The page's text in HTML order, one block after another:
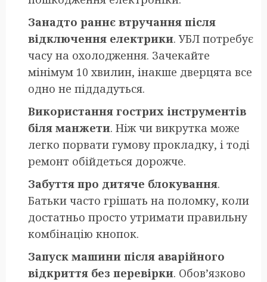
Занадто раннє втручання після
відключення електрики. УБЛ потребує
часу на охолодження. Зачекайте
мінімум 10 хвилин, інакше дверцята все
одно не піддадуться.
Використання гострих інструментів
біля манжети. Ніж чи викрутка може
легко порвати гумову прокладку, і тоді
ремонт обійдеться дорожче.
Забуття про дитяче блокування.
Батьки часто грішать на поломку, коли
достатньо просто утримати правильну
комбінацію кнопок.
Запуск машини після аварійного
відкриття без перевірки. Обов’язково